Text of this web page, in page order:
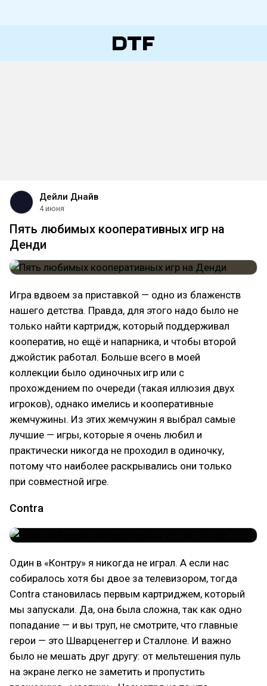
Дейли Днайв
4 июня
Пять любимых кооперативных игр на
Денди
Игра вдвоем за приставкой — одно из блаженств
нашего детства. Правда, для этого надо было не
только найти картридж, который поддерживал
кооператив, но ещё и напарника, и чтобы второй
джойстик работал. Больше всего в моей
коллекции было одиночных игр или с
прохождением по очереди (такая иллюзия двух
игроков), однако имелись и кооперативные
жемчужины. Из этих жемчужин я выбрал самые
лучшие — игры, которые я очень любил и
практически никогда не проходил в одиночку,
потому что наиболее раскрывались они только
при совместной игре.
Contra
Один в «Контру» я никогда не играл. А если нас
собиралось хотя бы двое за телевизором, тогда
Contra становилась первым картриджем, который
мы запускали. Да, она была сложна, так как одно
попадание — и вы труп, не смотрите, что главные
герои — это Шварценеггер и Сталлоне. И важно
было не мешать друг другу: от мельтешения пуль
на экране легко не заметить и пропустить